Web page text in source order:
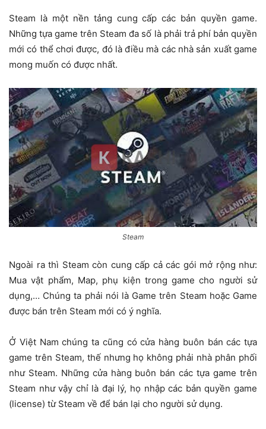
Steam là một nền tảng cung cấp các bản quyền game.
Những tựa game trên Steam đa số là phải trả phí bản quyền
mới có thể chơi được, đó là điều mà các nhà sản xuất game
mong muốn có được nhất.
Steam
Ngoài ra thì Steam còn cung cấp cả các gói mở rộng như:
Mua vật phẩm, Map, phụ kiện trong game cho người sử
dụng,… Chúng ta phải nói là Game trên Steam hoặc Game
được bán trên Steam mới có ý nghĩa.
Ở Việt Nam chúng ta cũng có cửa hàng buôn bán các tựa
game trên Steam, thế nhưng họ không phải nhà phân phối
như Steam. Những cửa hàng buôn bán các tựa game trên
Steam như vậy chỉ là đại lý, họ nhập các bản quyền game
(license) từ Steam về để bán lại cho người sử dụng.